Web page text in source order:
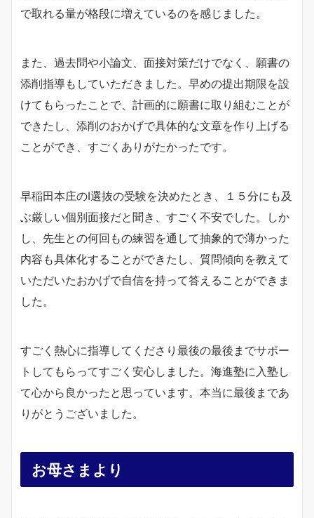
で取れる量が格段に増えているのを感じました。
また、過去問や小論文、面接対策だけでなく、願書の
添削指導もしていただきました。早めの提出期限を設
けてもらったことで、計画的に願書に取り組むことが
できたし、添削のおかげで具体的な文章を作り上げる
ことができ、すごくありがたかったです。
早稲田本庄のI選抜の受験を決めたとき、１５分にも及
ぶ厳しい個別面接だと聞き、すごく不安でした。しか
し、先生との何回もの練習を通して抽象的で薄かった
内容も具体化することができたし、質問傾向を教えて
いただいたおかげで自信を持って答えることができま
した。
すごく熱心に指導してくださり最後の最後までサポー
トしてもらってすごく安心しました。海進塾に入塾し
て心から良かったと思っています。本当に最後まであ
りがとうございました。
お母さまより